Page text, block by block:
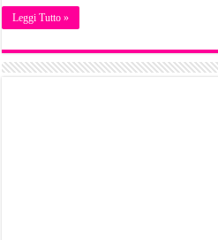
Leggi Tutto »